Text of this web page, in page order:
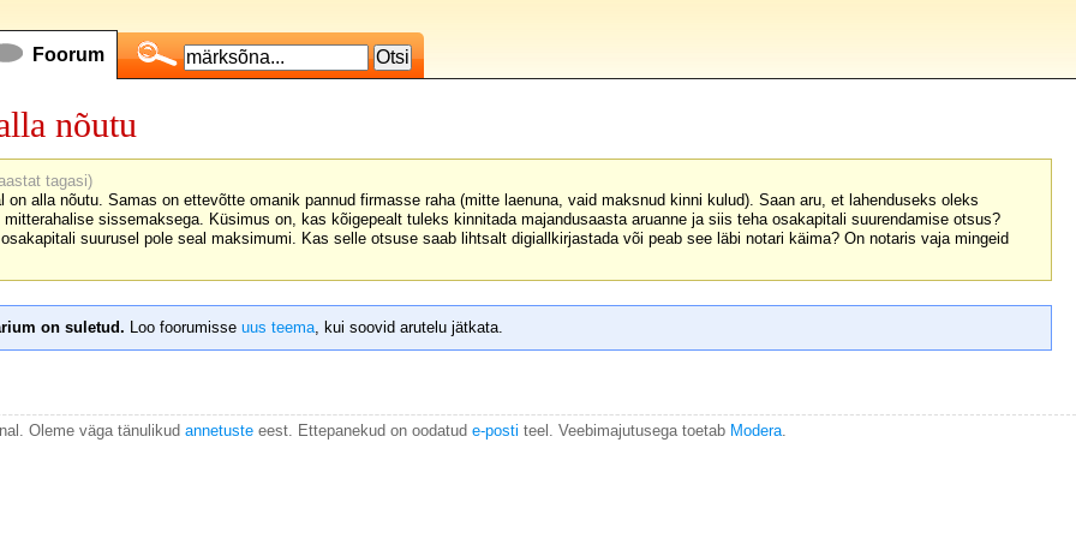
Foorum
nõutu
tagasi)
on alla nõutu. Samas on ettevõtte omanik pannud firmasse raha (mitte laenuna, vaid maksnud kinni kulud). Saan aru, et lahenduseks oleks
sissemaksega. Küsimus on, kas kõigepealt tuleks kinnitada majandusaasta aruanne ja siis teha osakapitali suurendamise otsus?
suurusel pole seal maksimumi. Kas selle otsuse saab lihtsalt digiallkirjastada või peab see läbi notari käima? On notaris vaja mingeid
on suletud. Loo foorumisse uus teema, kui soovid arutelu jätkata.
Oleme väga tänulikud annetusteeest. Ettepanekud on oodatud e-posti teel. Veebimajutusega toetab Modera.